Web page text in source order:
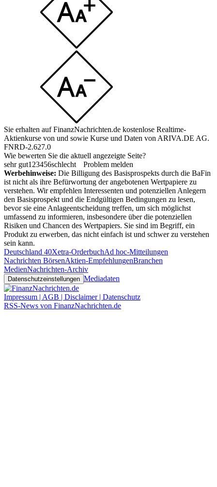
Sie erhalten auf FinanzNachrichten.de kostenlose Realtime-
Aktienkurse von und sowie Kurse und Daten von ARIVA.DE AG.
FNRD-2.627.0
Wie bewerten Sie die aktuell angezeigte Seite?
sehr gut1 23456schlecht
Problem melden
Werbehinweise: Die Billigung des Basisprospekts durch die BaFin
ist nicht als ihre Befürwortung der angebotenen Wertpapiere zu
verstehen. Wir empfehlen Interessenten und potenziellen Anlegern
den Basisprospekt und die Endgültigen Bedingungen zu lesen,
bevor sie eine Anlageentscheidung treffen, um sich möglichst
umfassend zu informieren, insbesondere über die potenziellen
Risiken und Chancen des Wertpapiers. Sie sind im Begriff, ein
Produkt zu erwerben, das nicht einfach ist und schwer zu verstehen
sein kann.
Deutschland 40Xetra-OrderbuchAd hoc-Mitteilungen
Nachrichten BörsenAktien-EmpfehlungenBranchen
MedienNachrichten-Archiv
Datenschutzeinstellungen Mediadaten
Impressum | AGB | Disclaimer | Datenschutz
RSS-News von FinanzNachrichten.de